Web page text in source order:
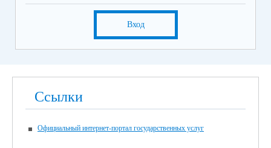
Вход
Ссылки
Официальный интернет-портал государственных услуг